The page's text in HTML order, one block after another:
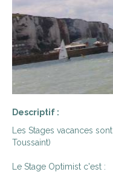
Descriptif :
Les Stages vacances
Toussaint)
Le Stage Optimist c'est :